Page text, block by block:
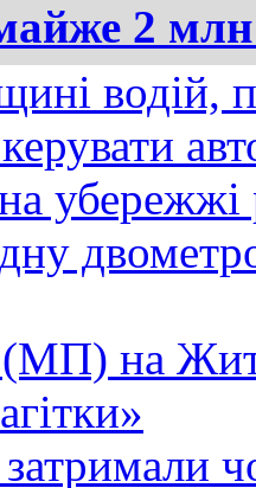
2
водій,
убережжі
на